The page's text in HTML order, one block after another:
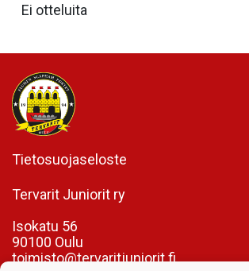
Ei otteluita
Tietosuojaseloste
Tervarit Juniorit ry
Isokatu 56
90100 Oulu
toimisto@tervaritjuniorit.fi